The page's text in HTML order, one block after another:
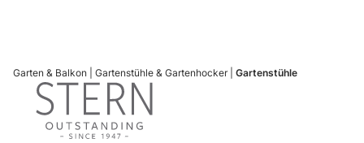
Garten & Balkon Gartenstühle & Gartenhocker Gartenstühle